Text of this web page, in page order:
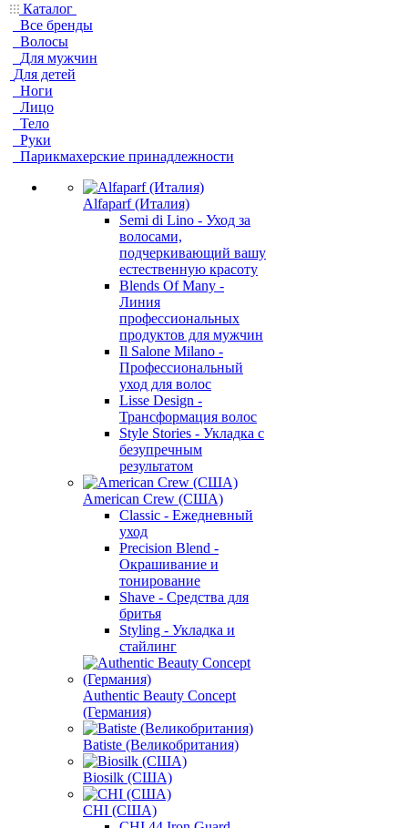
Каталог
Все бренды
Волосы
Для мужчин
Для детей
Ноги
Лицо
Тело
Руки
Парикмахерские принадлежности
Alfaparf (Италия)
Semi di Lino - Уход за
волосами,
подчеркивающий вашу
естественную красоту
Blends Of Many -
Линия
профессиональных
продуктов для мужчин
Il Salone Milano -
Профессиональный
уход для волос
Lisse Design -
Трансформация волос
Style Stories - Укладка с
безупречным
результатом
American Crew (США)
Classic - Ежедневный
уход
Precision Blend -
Окрашивание и
тонирование
Shave - Средства для
бритья
Styling - Укладка и
стайлинг
Authentic Beauty Concept
(Германия)
Batiste (Великобритания)
Biosilk (США)
CHI (США)